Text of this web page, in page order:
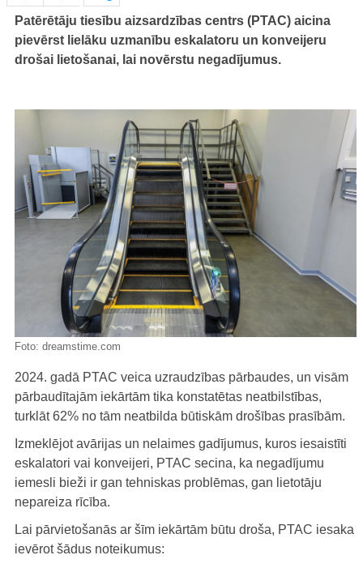
Patērētāju tiesību aizsardzības centrs (PTAC) aicina
pievērst lielāku uzmanību eskalatoru un konveijeru
drošai lietošanai, lai novērstu negadījumus.
Foto: dreamstime.com
2024. gadā PTAC veica uzraudzības pārbaudes, un visām
pārbaudītajām iekārtām tika konstatētas neatbilstības,
turklāt 62% no tām neatbilda būtiskām drošības prasībām.
Izmeklējot avārijas un nelaimes gadījumus, kuros iesaistīti
eskalatori vai konveijeri, PTAC secina, ka negadījumu
iemesli bieži ir gan tehniskas problēmas, gan lietotāju
nepareiza rīcība.
Lai pārvietošanās ar šīm iekārtām būtu droša, PTAC iesaka
ievērot šādus noteikumus: